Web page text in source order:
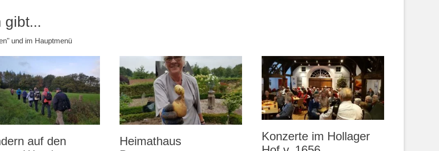
gibt...
und im Hauptmenü
auf den
Heimathaus
Konzerte im Hollager